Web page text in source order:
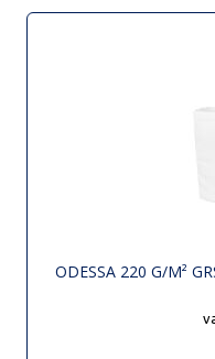
ODESSA 220 G/M²